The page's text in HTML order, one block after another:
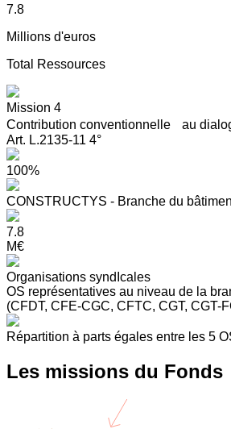
7.8
Millions d'euros
Total Ressources
Mission 4
Contribution conventionnelle au
Art. L.2135-11 4°
100%
CONSTRUCTYS - Branche du
7.8
M€
Organisations syndIcales
OS représentatives au niveau de la
(CFDT, CFE-CGC, CFTC, CGT, CGT-
Répartition à parts égales entre les 5
Les missions du Fonds